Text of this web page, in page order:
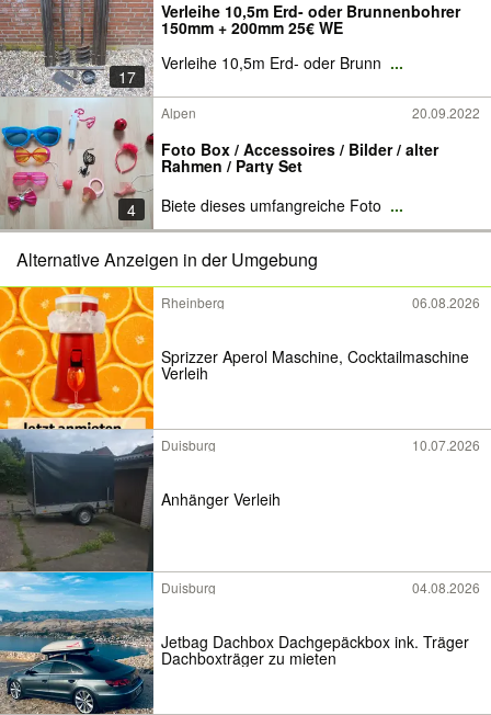
17
Verleihe 10,5m Erd- oder Brunnenbohrer
150mm + 200mm 25€ WE
Verleihe 10,5m Erd- oder Brunn ...
4
Alpen 20.09.2022
Foto Box / Accessoires / Bilder / alter
Rahmen / Party Set
Biete dieses umfangreiche Foto ...
Alternative Anzeigen in der Umgebung
Rheinberg 06.08.2026
Sprizzer Aperol Maschine, Cocktailmaschine
Verleih
Duisburg 10.07.2026
Anhänger Verleih
Duisburg 04.08.2026
Jetbag Dachbox Dachgepäckbox ink. Träger
Dachboxträger zu mieten